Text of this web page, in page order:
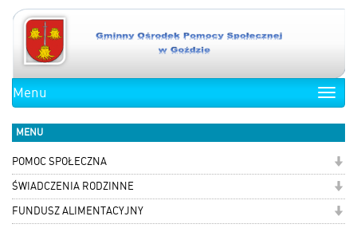
Toggle
Menu
MENU
POMOC SPOŁECZNA
ŚWIADCZENIA RODZINNE
FUNDUSZ ALIMENTACYJNY